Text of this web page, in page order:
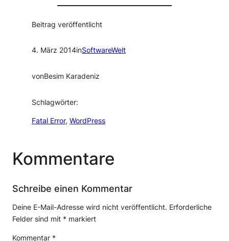
Beitrag veröffentlicht
4. März 2014inSoftwareWelt
vonBesim Karadeniz
Schlagwörter:
Fatal Error, WordPress
Kommentare
Schreibe einen Kommentar
Deine E-Mail-Adresse wird nicht veröffentlicht. Erforderliche
Felder sind mit * markiert
Kommentar *